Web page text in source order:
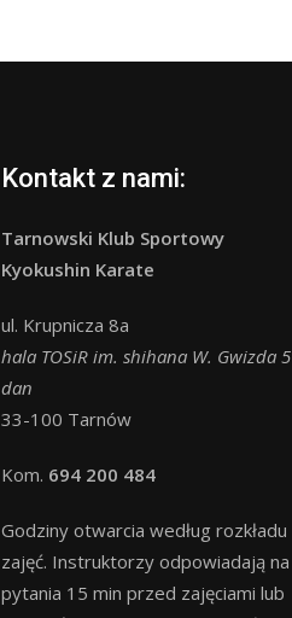
Kontakt z nami:
Tarnowski Klub Sportowy
Kyokushin Karate
ul. Krupnicza 8a
hala TOSiR im. shihana W. Gwizda 5
dan
33-100 Tarnów
Kom. 694 200 484
Godziny otwarcia według rozkładu
zajęć. Instruktorzy odpowiadają na
pytania 15 min przed zajęciami lub